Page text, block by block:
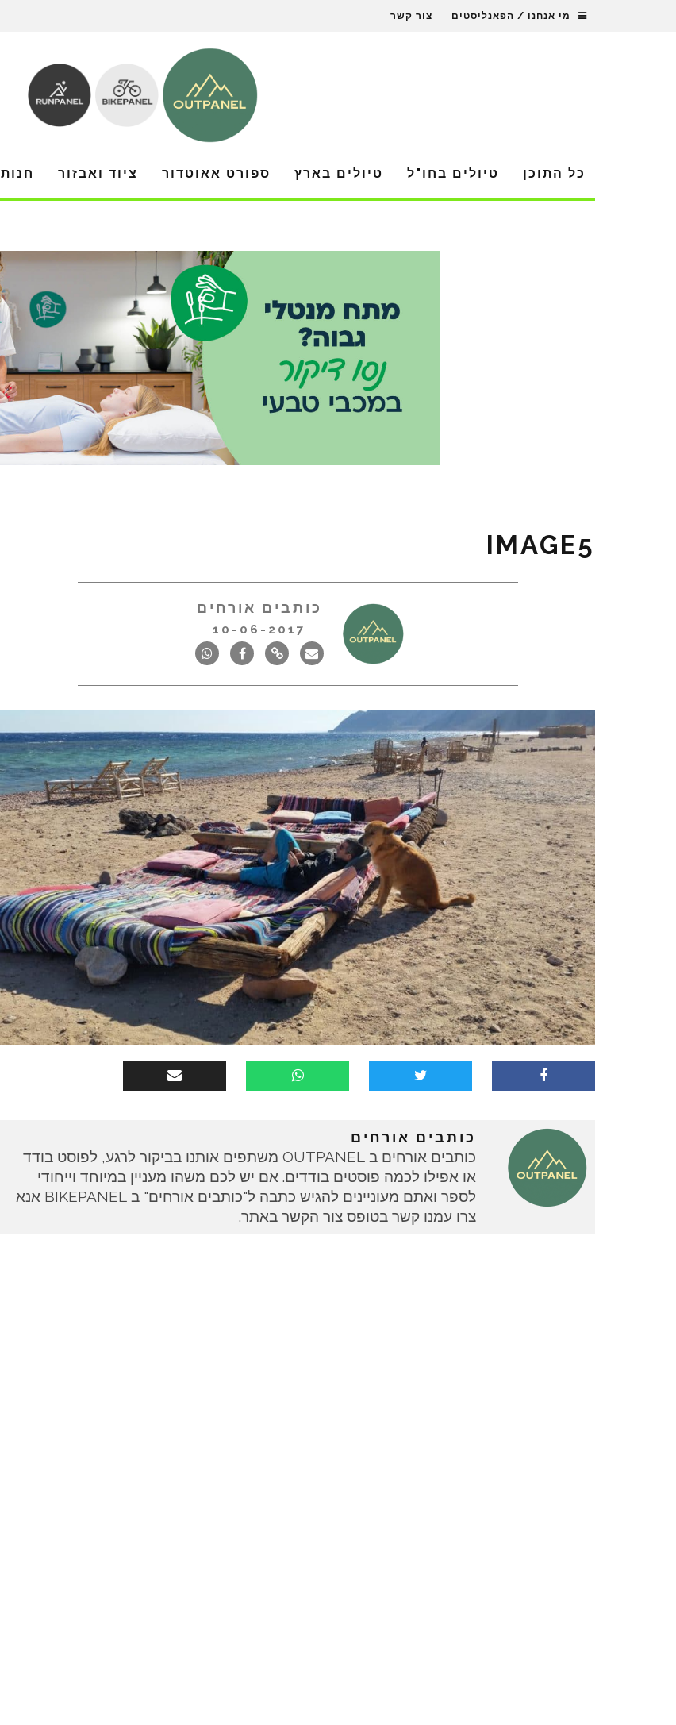
מי אנחנו / הפאנליסטים צור קשר
כל התוכן טיולים בחו"ל טיולים בארץ ספורט אאוטדור ציוד ואבזור חנות
IMAGE5
כותבים אורחים
10-06-2017
כותבים אורחים
כותבים אורחים ב OUTPANEL משתפים אותנו בביקור לרגע, לפוסט בודד
או אפילו לכמה פוסטים בודדים. אם יש לכם משהו מעניין במיוחד וייחודי
לספר ואתם מעוניינים להגיש כתבה ל"כותבים אורחים" ב BIKEPANEL אנא
צרו עמנו קשר בטופס צור הקשר באתר.